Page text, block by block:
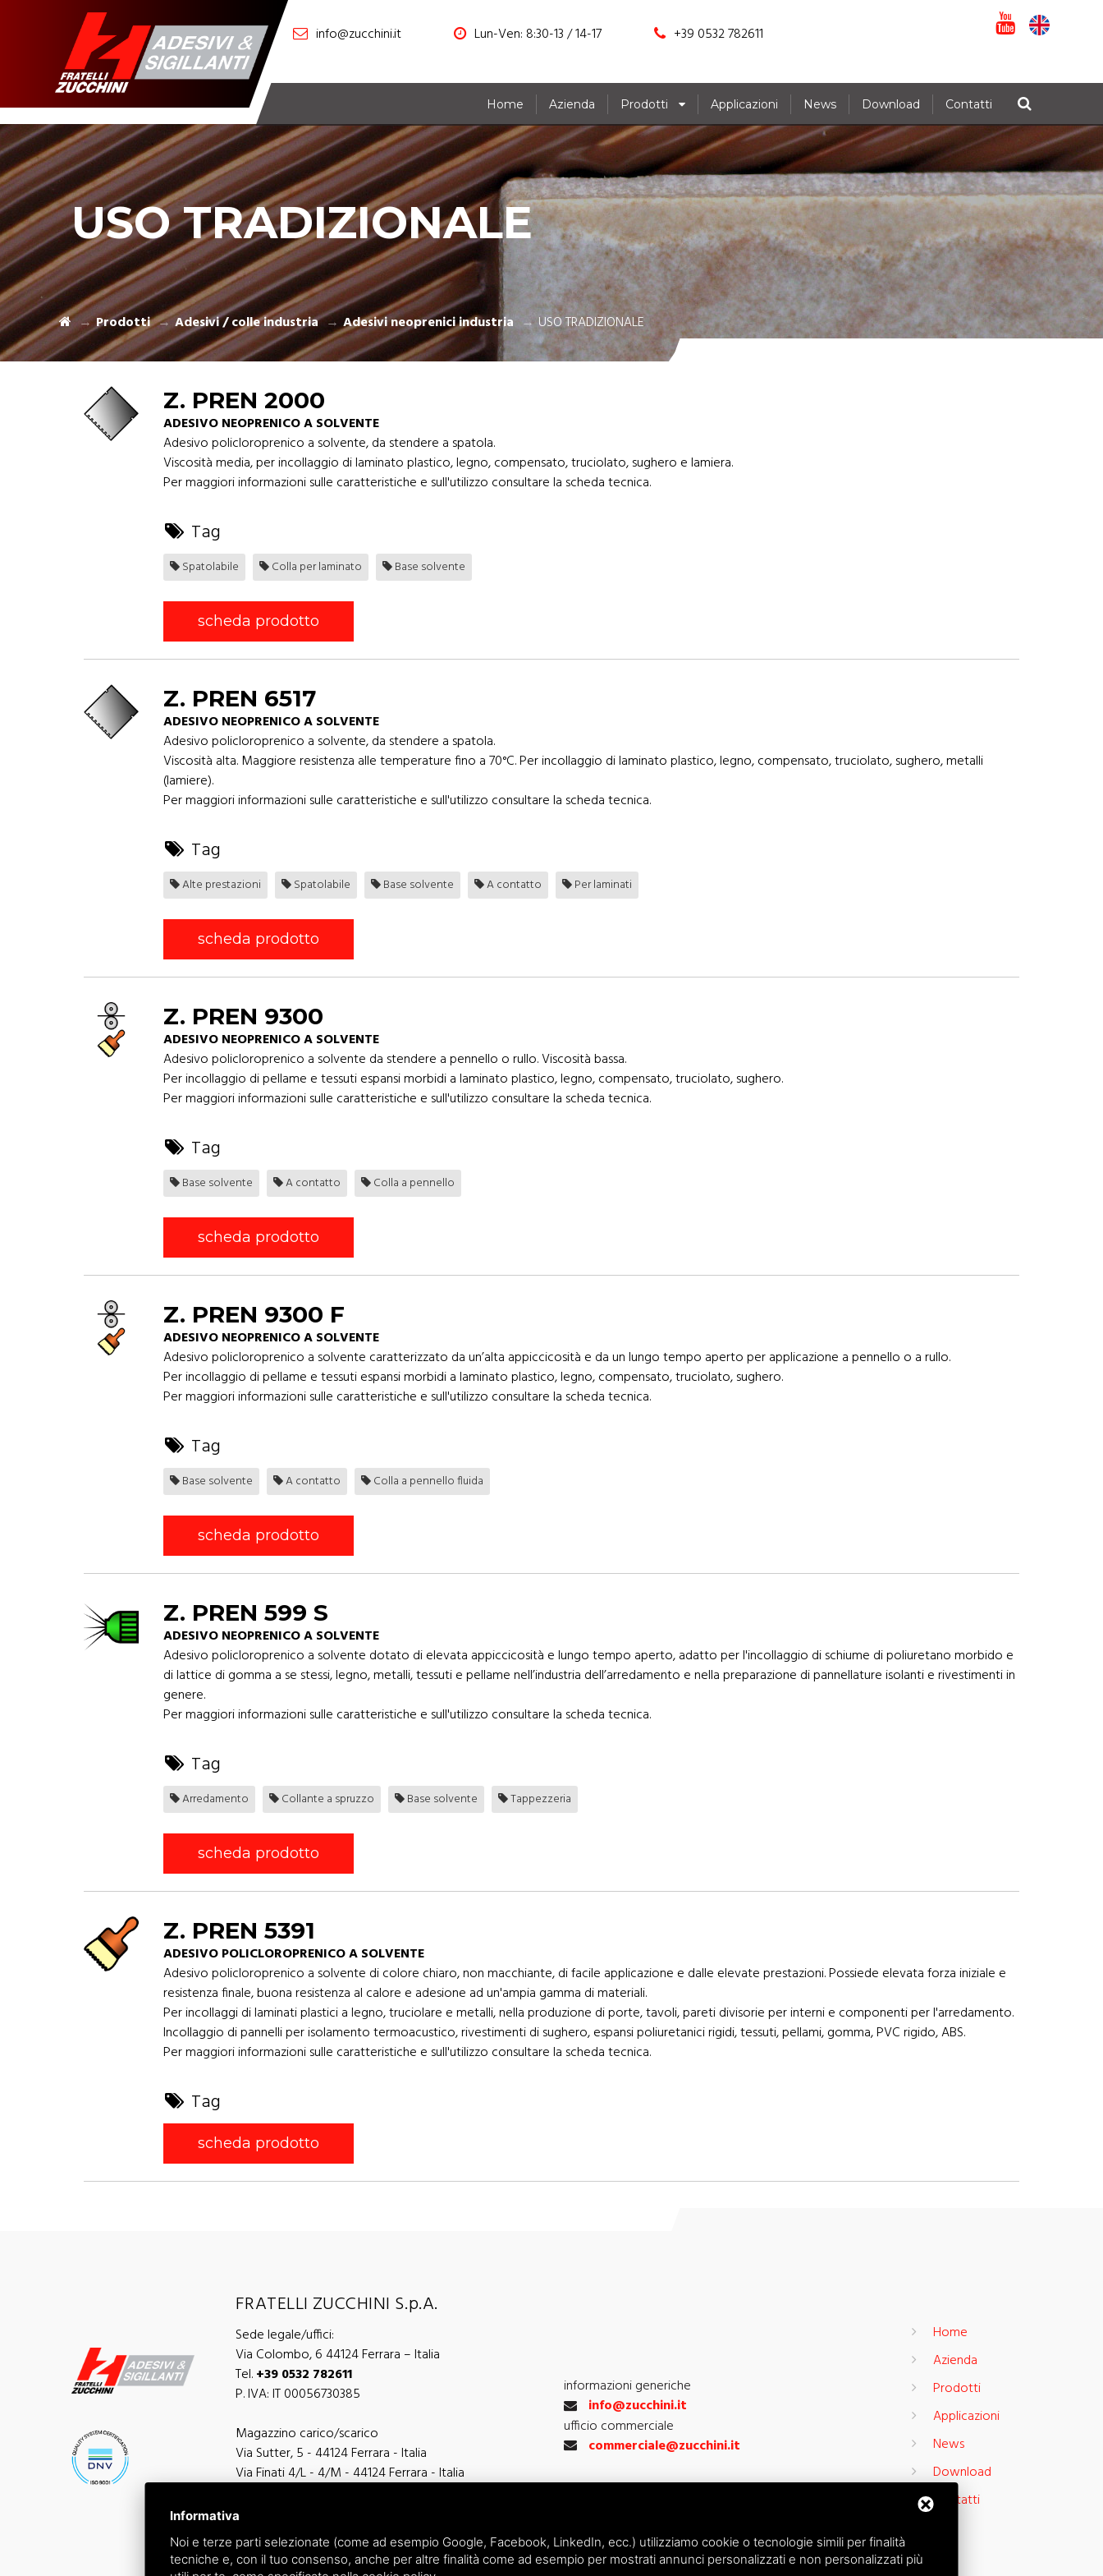
info@zucchini.it Lun-Ven: 8:30-13 / 14-17 +39 0532 782611
Home Azienda Prodotti Applicazioni News Download Contatti
USO TRADIZIONALE
Prodotti Adesivi / colle industria Adesivi neoprenici industria USO TRADIZIONALE
Z. PREN 2000
ADESIVO NEOPRENICO A SOLVENTE
Adesivo policloroprenico a solvente, da stendere a spatola.
Viscosità media, per incollaggio di laminato plastico, legno, compensato, truciolato, sughero e lamiera.
Per maggiori informazioni sulle caratteristiche e sull'utilizzo consultare la scheda tecnica.
Tag
Spatolabile Colla per laminato Base solvente
scheda prodotto
Z. PREN 6517
ADESIVO NEOPRENICO A SOLVENTE
Adesivo policloroprenico a solvente, da stendere a spatola.
Viscosità alta. Maggiore resistenza alle temperature fino a 70°C. Per incollaggio di laminato plastico, legno, compensato, truciolato, sughero, metalli
(lamiere).
Per maggiori informazioni sulle caratteristiche e sull'utilizzo consultare la scheda tecnica.
Tag
Alte prestazioni Spatolabile Base solvente A contatto Per laminati
scheda prodotto
Z. PREN 9300
ADESIVO NEOPRENICO A SOLVENTE
Adesivo policloroprenico a solvente da stendere a pennello o rullo. Viscosità bassa.
Per incollaggio di pellame e tessuti espansi morbidi a laminato plastico, legno, compensato, truciolato, sughero.
Per maggiori informazioni sulle caratteristiche e sull'utilizzo consultare la scheda tecnica.
Tag
Base solvente A contatto Colla a pennello
scheda prodotto
Z. PREN 9300 F
ADESIVO NEOPRENICO A SOLVENTE
Adesivo policloroprenico a solvente caratterizzato da un’alta appiccicosità e da un lungo tempo aperto per applicazione a pennello o a rullo.
Per incollaggio di pellame e tessuti espansi morbidi a laminato plastico, legno, compensato, truciolato, sughero.
Per maggiori informazioni sulle caratteristiche e sull'utilizzo consultare la scheda tecnica.
Tag
Base solvente A contatto Colla a pennello fluida
scheda prodotto
Z. PREN 599 S
ADESIVO NEOPRENICO A SOLVENTE
Adesivo policloroprenico a solvente dotato di elevata appiccicosità e lungo tempo aperto, adatto per l'incollaggio di schiume di poliuretano morbido e
di lattice di gomma a se stessi, legno, metalli, tessuti e pellame nell’industria dell’arredamento e nella preparazione di pannellature isolanti e rivestimenti in
genere.
Per maggiori informazioni sulle caratteristiche e sull'utilizzo consultare la scheda tecnica.
Tag
Arredamento Collante a spruzzo Base solvente Tappezzeria
scheda prodotto
Z. PREN 5391
ADESIVO POLICLOROPRENICO A SOLVENTE
Adesivo policloroprenico a solvente di colore chiaro, non macchiante, di facile applicazione e dalle elevate prestazioni. Possiede elevata forza iniziale e
resistenza finale, buona resistenza al calore e adesione ad un'ampia gamma di materiali.
Per incollaggi di laminati plastici a legno, truciolare e metalli, nella produzione di porte, tavoli, pareti divisorie per interni e componenti per l'arredamento.
Incollaggio di pannelli per isolamento termoacustico, rivestimenti di sughero, espansi poliuretanici rigidi, tessuti, pellami, gomma, PVC rigido, ABS.
Per maggiori informazioni sulle caratteristiche e sull'utilizzo consultare la scheda tecnica.
Tag
scheda prodotto
Home
Azienda
Prodotti
Applicazioni
News
Download
Contatti
FRATELLI ZUCCHINI S.p.A.
Sede legale/uffici:
Via Colombo, 6 44124 Ferrara – Italia
Tel.+39 0532 782611
P. IVA: IT 00056730385
Magazzino carico/scarico
Via Sutter, 5 - 44124 Ferrara - Italia
Via Finati 4/L - 4/M - 44124 Ferrara - Italia
informazioni generiche
info@zucchini.it
ufficio commerciale
commerciale@zucchini.it
Informativa
Noi e terze parti selezionate (come ad esempio Google, Facebook, LinkedIn, ecc.) utilizziamo cookie o tecnologie simili per finalità
tecniche e, con il tuo consenso, anche per altre finalità come ad esempio per mostrati annunci personalizzati e non personalizzati più